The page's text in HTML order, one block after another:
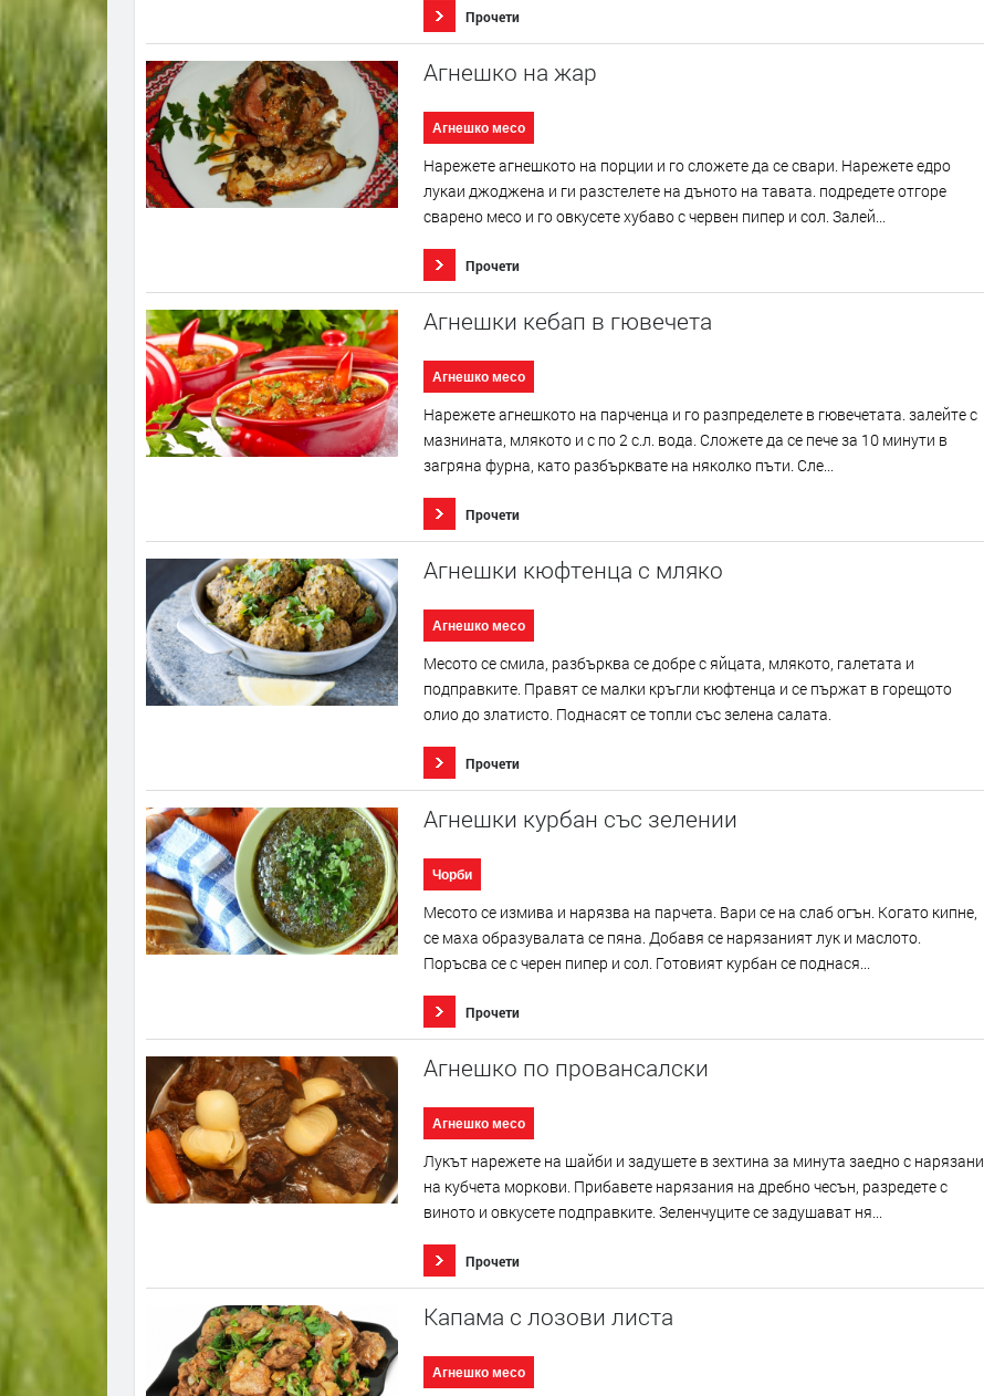
Прочети
Агнешко на жар
Агнешко месо
Нарежете агнешкото на порции и го сложете да се свари. Нарежете едро
лукаи джоджена и ги разстелете на дъното на тавата. подредете отгоре
сварено месо и го овкусете хубаво с червен пипер и сол. Залей...
Прочети
Агнешки кебап в гювечета
Агнешко месо
Нарежете агнешкото на парченца и го разпределете в гювечетата. залейте с
мазнината, млякото и с по 2 с.л. вода. Сложете да се пече за 10 минути в
загряна фурна, като разбърквате на няколко пъти. Сле...
Прочети
Агнешки кюфтенца с мляко
Агнешко месо
Месото се смила, разбърква се добре с яйцата, млякото, галетата и
подправките. Правят се малки кръгли кюфтенца и се пържат в горещото
олио до златисто. Поднасят се топли със зелена салата.
Прочети
Агнешки курбан със зелении
Чорби
Месото се измива и нарязва на парчета. Вари се на слаб огън. Когато кипне,
се маха образувалата се пяна. Добавя се нарязаният лук и маслото.
Поръсва се с черен пипер и сол. Готовият курбан се поднася...
Прочети
Агнешко по провансалски
Агнешко месо
Лукът нарежете на шайби и задушете в зехтина за минута заедно с нарязани
на кубчета моркови. Прибавете нарязания на дребно чесън, разредете с
виното и овкусете подправките. Зеленчуците се задушават ня...
Прочети
Капама с лозови листа
Агнешко месо